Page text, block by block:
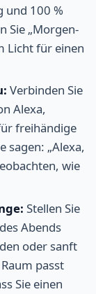
und 100 %
Sie „Morgen-
Licht für einen
Verbinden Sie
Alexa,
freihändige
sagen: „Alexa,
wie
Stellen Sie
Abends
oder sanft
passt
Sie einen